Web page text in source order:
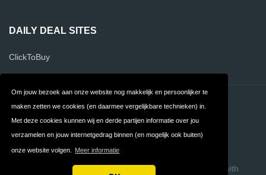
Om jouw bezoek aan onze website nog makkelijk en persoonlijker te
maken zetten we cookies (en daarmee vergelijkbare technieken) in.
Met deze cookies kunnen wij en derde partijen informatie over jou
verzamelen en jouw internetgedrag binnen (en mogelijk ook buiten)
onze website volgen. Meer informatie
DAILY DEAL SITES
ClickToBuy
Contact Privacy
Algemene FAQ
Copyright © 2026 DailyDealSites Build review sites with